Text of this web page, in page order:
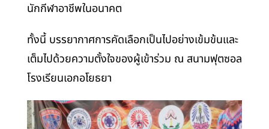
นักกีฬาอาชีพในอนาคต
ทั้งนี้ บรรยากาศการคัดเลือกเป็นไปอย่างเข้มข้นและ
เต็มไปด้วยความตั้งใจของผู้เข้าร่วม ณ สนามฟุตซอล
โรงเรียนเอกอโยธยา